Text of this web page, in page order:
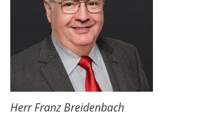
Herr Franz Breidenbach